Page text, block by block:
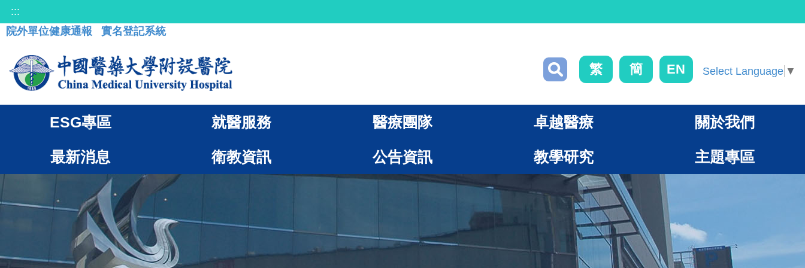
:::
院外單位健康通報
實名登記系統
繁 簡 EN Select Language ▼
ESG專區 就醫服務 醫療團隊 卓越醫療 關於我們
最新消息 衛教資訊 公告資訊 教學研究 主題專區